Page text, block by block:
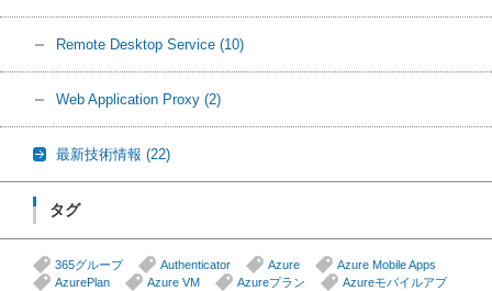
Remote Desktop Service (10)
Web Application Proxy (2)
最新技術情報 (22)
タグ
365グループ Authenticator Azure
Azure Mobile Apps
AzurePlan
Azure VM Azureプラン
Azureモバイルアプ